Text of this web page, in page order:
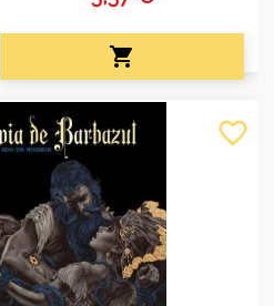

favorite_border